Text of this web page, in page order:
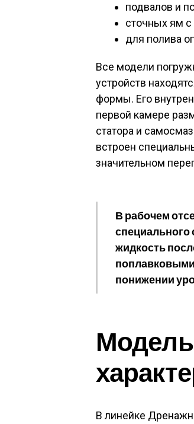
подвалов и
сточных ям
для полива
Все модели
устройств
формы. Его
первой камере
статора и
встроен
значительном
В рабочем
специального
жидкость
понижении
В линейке